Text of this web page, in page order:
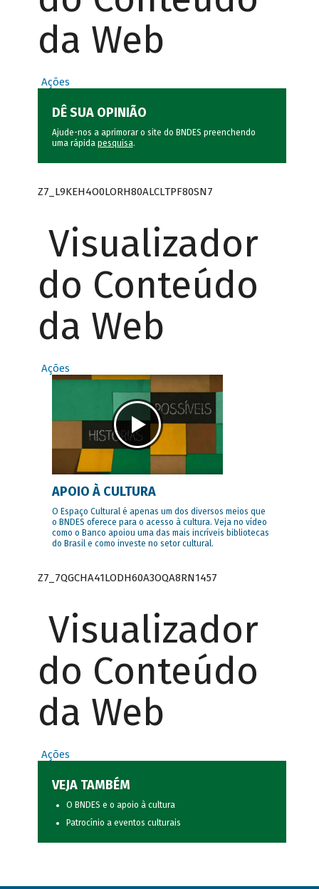
da Web
Ações
DÊ SUA OPINIÃO
Ajude-nos a aprimorar o site do BNDES preenchendo
uma rápida pesquisa.
Z7_L9KEH4O0LORH80ALCLTPF80SN7
Visualizador
do Conteúdo
da Web
Ações
APOIO À CULTURA
O Espaço Cultural é apenas um dos diversos meios que
o BNDES oferece para o acesso à cultura. Veja no vídeo
como o Banco apoiou uma das mais incríveis bibliotecas
do Brasil e como investe no setor cultural.
Z7_7QGCHA41LODH60A3OQA8RN1457
Visualizador
do Conteúdo
da Web
Ações
VEJA TAMBÉM
O BNDES e o apoio à cultura
Patrocínio a eventos culturais